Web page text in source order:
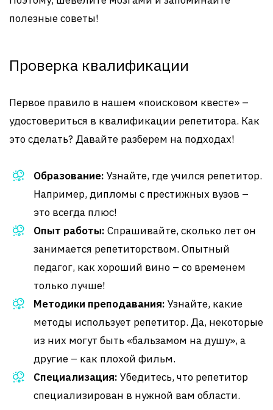
полезные советы!
Проверка квалификации
Первое правило в нашем «поисковом квесте» –
удостовериться в квалификации репетитора. Как
это сделать? Давайте разберем на подходах!
Образование: Узнайте, где учился репетитор.
Например, дипломы с престижных вузов –
это всегда плюс!
Опыт работы: Спрашивайте, сколько лет он
занимается репетиторством. Опытный
педагог, как хороший вино – со временем
только лучше!
Методики преподавания: Узнайте, какие
методы использует репетитор. Да, некоторые
из них могут быть «бальзамом на душу», а
другие – как плохой фильм.
Специализация: Убедитесь, что репетитор
специализирован в нужной вам области.